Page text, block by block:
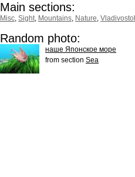
Main sections:
Misc, Sight, Mountains, Nature,
Random photo:
наше Японское море
from section Sea